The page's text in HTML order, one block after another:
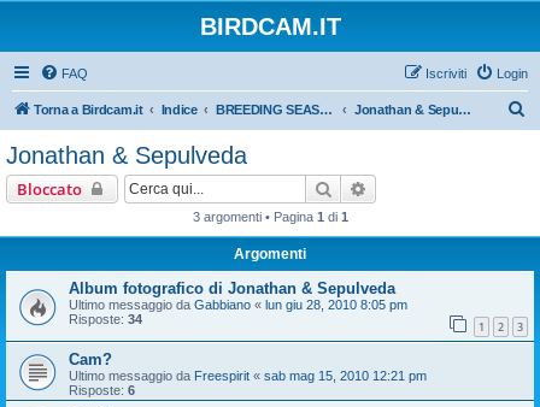
BIRDCAM.IT
FAQ Login
Iscriviti
Torna a Birdcam.it Indice BREEDING SEASON 2010 Jonathan & Sepulveda
Jonathan & Sepulveda
Bloccato Cerca
3 argomenti • Pagina 1 di 1
Argomenti
Album fotografico di Jonathan & Sepulveda
Ultimo messaggio da Gabbiano « lun giu 28, 2010 8:05 pm
Risposte: 34 1 2 3
Cam?
Ultimo messaggio da Freespirit « sab mag 15, 2010 12:21 pm
Risposte: 6